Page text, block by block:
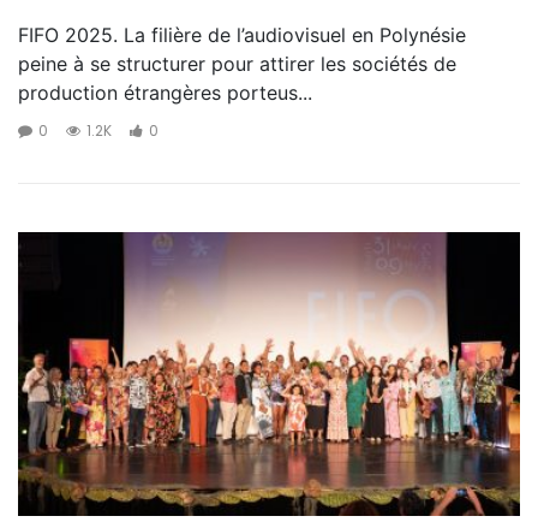
FIFO 2025. La filière de l’audiovisuel en Polynésie
peine à se structurer pour attirer les sociétés de
production étrangères porteus...
0 1.2K 0